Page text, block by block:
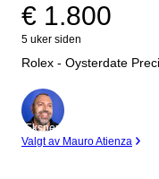
€ 1.800
5 uker siden
Rolex - Oysterdate
Ekspert
Valgt av Mauro Atienza